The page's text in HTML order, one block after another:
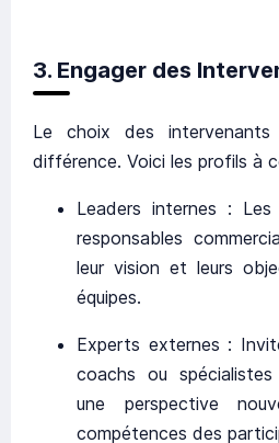
3. Engager des
Le choix des
différence. Voici les profils à
Leaders internes :
responsables
leur vision et leurs
équipes.
Experts externes :
coachs ou
une perspective
compétences des